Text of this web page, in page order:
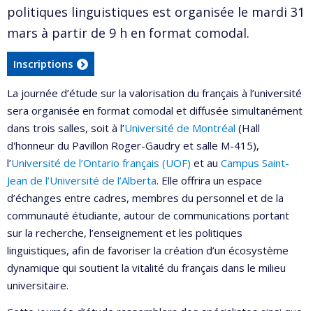
politiques linguistiques est organisée le mardi 31
mars à partir de 9 h en format comodal.
Inscriptions
La journée d’étude sur la valorisation du français à l’université
sera organisée en format comodal et diffusée simultanément
dans trois salles, soit à l’Université de Montréal (Hall
d'honneur du Pavillon Roger-Gaudry et salle M-415),
l’Université de l’Ontario français (UOF) et au Campus Saint-
Jean de l’Université de l’Alberta. Elle offrira un espace
d’échanges entre cadres, membres du personnel et de la
communauté étudiante, autour de communications portant
sur la recherche, l’enseignement et les politiques
linguistiques, afin de favoriser la création d’un écosystème
dynamique qui soutient la vitalité du français dans le milieu
universitaire.